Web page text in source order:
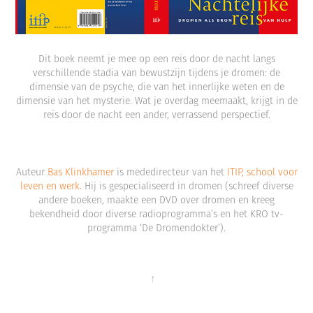
Dit boek neemt je mee op een reis door de nacht langs
verschillende stadia van bewustzijn tijdens je dromen: de
dimensie van de psyche, die van het innerlijke weten en de
dimensie van het mysterie. Wat je overdag meemaakt, krijgt in de
reis door de nacht een ander, verrassend perspectief.
Auteur Bas Klinkhamer is mededirecteur van het ITIP, school voor
leven en werk. Hij is gespecialiseerd in dromen (schreef diverse
andere boeken, maakte een DVD over dromen en kreeg
bekendheid door diverse radioprogramma’s en het KRO tv-
programma ‘De Dromendokter’).
↑